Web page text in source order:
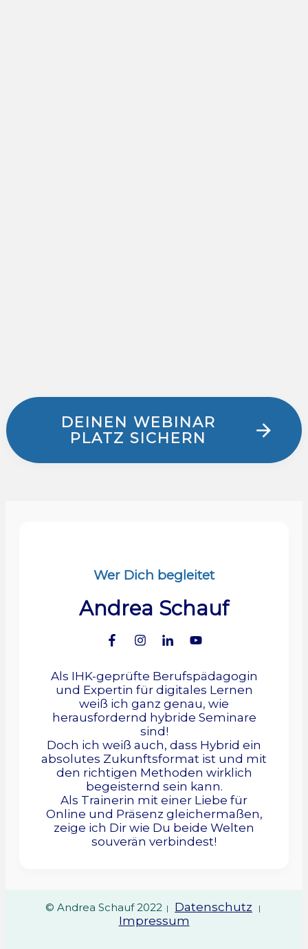
DEINEN WEBINAR
PLATZ SICHERN
Wer Dich begleitet
Andrea Schauf
Als IHK-geprüfte Berufspädagogin
und Expertin für digitales Lernen
weiß ich ganz genau, wie
herausfordernd hybride Seminare
sind!
Doch ich weiß auch, dass Hybrid ein
absolutes Zukunftsformat ist und mit
den richtigen Methoden wirklich
begeisternd sein kann.
Als Trainerin mit einer Liebe für
Online und Präsenz gleichermaßen,
zeige ich Dir wie Du beide Welten
souverän verbindest!
© Andrea Schauf 2022 | Datenschutz |
Impressum